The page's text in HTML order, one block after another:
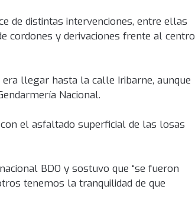
de distintas intervenciones, entre ellas
cordones y derivaciones frente al centro
llegar hasta la calle Iribarne, aunque
Nacional.
el asfaltado superficial de las losas
BDO y sostuvo que “se fueron
tenemos la tranquilidad de que